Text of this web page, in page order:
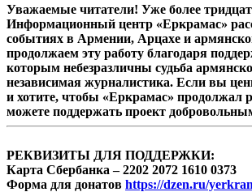
Уважаемые читатели! Уже более
Информационный центр «Еркрамас»
событиях в Армении, Арцахе и
продолжаем эту работу благодаря
которым небезразличны судьба
независимая журналистика. Если вы
и хотите, чтобы «Еркрамас» продолжал
можете поддержать проект
РЕКВИЗИТЫ ДЛЯ ПОДДЕРЖКИ:
Карта Сбербанка – 2202 2072 1610 0373
Форма для донатов https://dzen.ru/